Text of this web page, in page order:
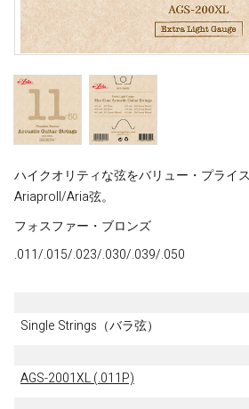
ハイクオリティな弦をバリュー・プライ
AriaproII/Aria弦。
フォスファー・ブロンズ
.011/.015/.023/.030/.039/.050
Single Strings（バラ弦）
AGS-2001XL (.011P)